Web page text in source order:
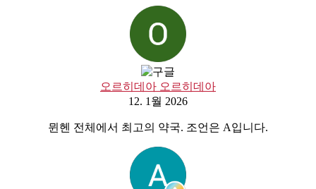
오르히데아 오르히데아
12. 1월 2026
뮌헨 전체에서 최고의 약국. 조언은 A입니다.